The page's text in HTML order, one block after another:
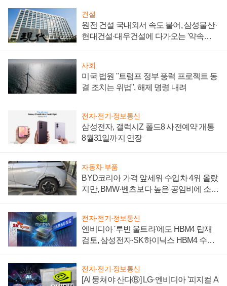
건설
원전 건설 국내외서 속도 붙어, 삼성물산·
현대건설·대우건설에 다가오는 '약속의
사회
미국 법원 "트럼프 정부 풍력 프로젝트 동
결 조치는 위법", 해제 명령 내려
전자·전기·정보통신
삼성전자, 갤럭시Z 폴드8 사전예약 개통
8월31일까지 연장
자동차·부품
BYD코리아 가격 앞세워 수입차 4위 올랐
지만, BMW·벤츠보다 높은 공임비에 소비
전자·전기·정보통신
엔비디아 '루빈 울트라'에도 HBM4 탑재
검토, 삼성전자·SK하이닉스 HBM4 수율
전자·전기·정보통신
[AI 뭉쳐야 산다⑧] LG·엔비디아 '피지컬 A